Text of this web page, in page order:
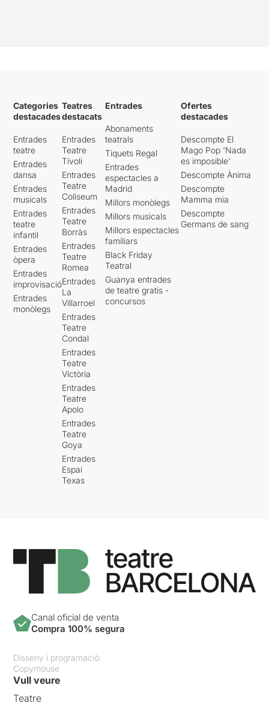
Categories
destacades
Entrades
teatre
Entrades
dansa
Entrades
musicals
Entrades
teatre
infantil
Entrades
òpera
Entrades
improvisació
Entrades
monòlegs
Teatres
destacats
Entrades
Teatre
Tívoli
Entrades
Teatre
Coliseum
Entrades
Teatre
Borràs
Entrades
Teatre
Romea
Entrades
La
Villarroel
Entrades
Teatre
Condal
Entrades
Teatre
Victòria
Entrades
Teatre
Apolo
Entrades
Teatre
Goya
Entrades
Espai
Texas
Entrades
Abonaments
teatrals
Tiquets Regal
Entrades
espectacles a
Madrid
Millors monòlegs
Millors musicals
Millors espectacles
familiars
Black Friday
Teatral
Guanya entrades
de teatre gratis -
concursos
Ofertes
destacades
Descompte El
Mago Pop 'Nada
es imposible'
Descompte Ànima
Descompte
Mamma mia
Descompte
Germans de sang
Canal oficial de venta
Compra 100% segura
Disseny i programació:
Copymouse
Vull veure
Teatre